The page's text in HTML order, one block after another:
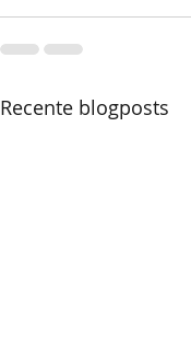
Recente blogposts